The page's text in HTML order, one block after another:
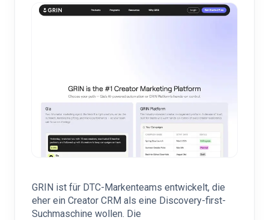
GRIN ist für DTC-Markenteams entwickelt, die
eher ein Creator CRM als eine Discovery-first-
Suchmaschine wollen. Die